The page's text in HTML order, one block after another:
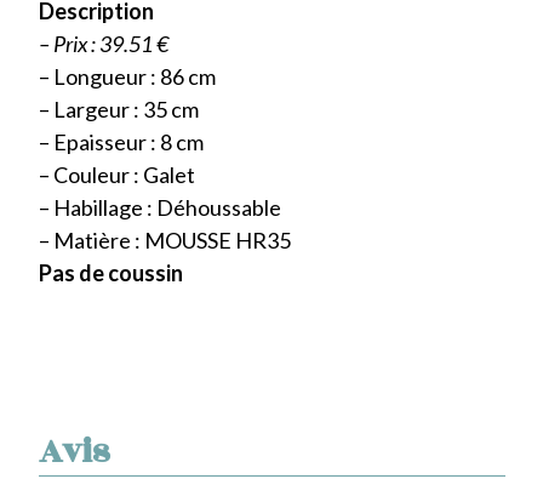
Avis
Description
– Prix : 39.51 €
– Longueur : 86 cm
– Largeur : 35 cm
– Epaisseur : 8 cm
– Couleur : Galet
– Habillage : Déhoussable
– Matière : MOUSSE HR35
Pas de coussin